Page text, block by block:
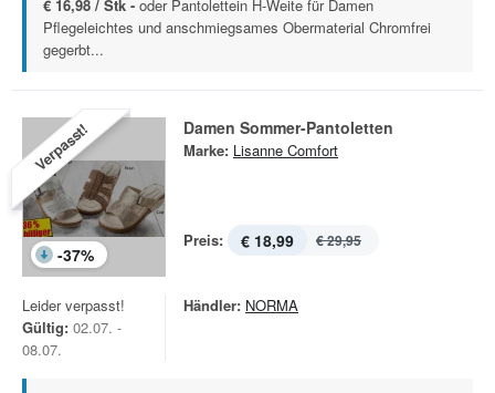
€ 16,98 / Stk - oder Pantolettein H-Weite für Damen
Pflegeleichtes und anschmiegsames Obermaterial Chromfrei
gegerbt...
Verpasst!
-37%
Damen Sommer-Pantoletten
Marke: Lisanne Comfort
Preis: € 18,99 € 29,95
Leider verpasst!
Gültig: 02.07. -
08.07.
Händler: NORMA